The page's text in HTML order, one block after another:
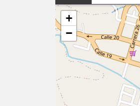
+
−